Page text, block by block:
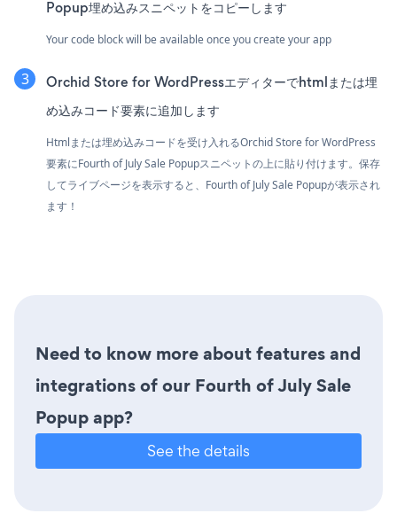
Popup埋め込みスニペットをコピーします
Your code block will be available once you create your app
Orchid Store for WordPressエディターでhtmlまたは埋
め込みコード要素に追加します
Htmlまたは埋め込みコードを受け入れるOrchid Store for WordPress
要素にFourth of July Sale Popupスニペットの上に貼り付けます。保存
してライブページを表示すると、Fourth of July Sale Popupが表示され
ます！
Need to know more about features and
integrations of our Fourth of July Sale
Popup app?
See the details